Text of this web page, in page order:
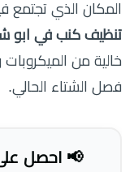
المكان الذي تجتمع
تنظيف كنب في ابو
خالية من
فصل الشتاء الحالي.
📢 احصل